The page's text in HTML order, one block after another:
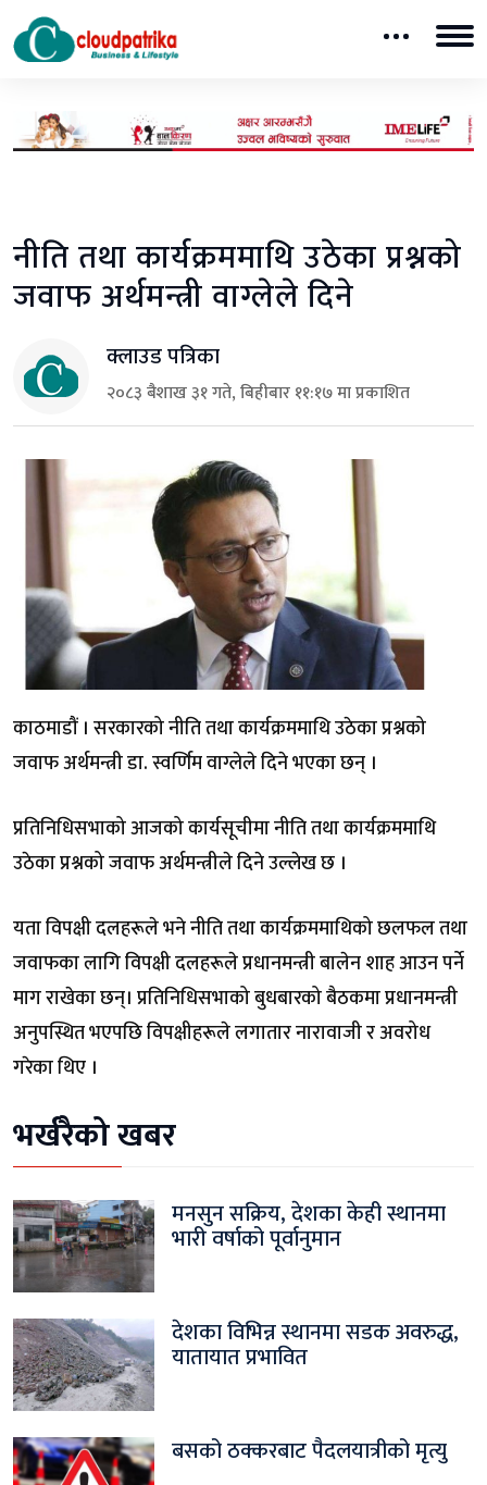
नीति तथा कार्यक्रममाथि उठेका प्रश्नको
जवाफ अर्थमन्त्री वाग्लेले दिने
क्लाउड पत्रिका
२०८३ बैशाख ३१ गते, बिहीबार ११:१७ मा प्रकाशित
काठमाडौं । सरकारको नीति तथा कार्यक्रममाथि उठेका प्रश्नको
जवाफ अर्थमन्त्री डा. स्वर्णिम वाग्लेले दिने भएका छन् ।
प्रतिनिधिसभाको आजको कार्यसूचीमा नीति तथा कार्यक्रममाथि
उठेका प्रश्नको जवाफ अर्थमन्त्रीले दिने उल्लेख छ ।
यता विपक्षी दलहरूले भने नीति तथा कार्यक्रममाथिको छलफल तथा
जवाफका लागि विपक्षी दलहरूले प्रधानमन्त्री बालेन शाह आउन पर्ने
माग राखेका छन्। प्रतिनिधिसभाको बुधबारको बैठकमा प्रधानमन्त्री
अनुपस्थित भएपछि विपक्षीहरूले लगातार नारावाजी र अवरोध
गरेका थिए ।
भर्खरैको खबर
मनसुन सक्रिय, देशका केही स्थानमा
भारी वर्षाको पूर्वानुमान
देशका विभिन्न स्थानमा सडक अवरुद्ध,
यातायात प्रभावित
बसको ठक्करबाट पैदलयात्रीको मृत्यु